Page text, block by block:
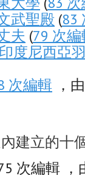
武聖殿 (83
夫 (79 次
度尼西亞
次編輯 ，
建立的十
次編輯 ，